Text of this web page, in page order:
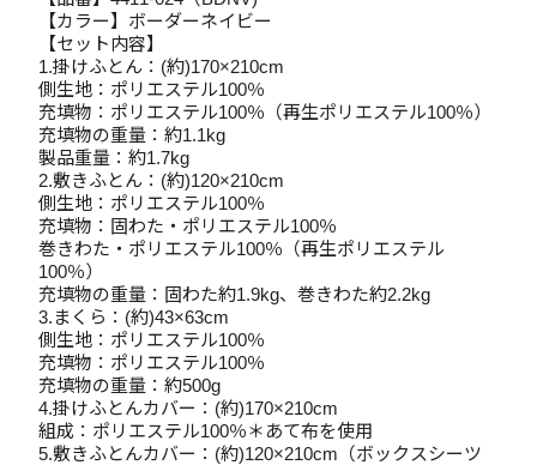
【カラー】ボーダーネイビー
【セット内容】
1.掛けふとん：(約)170×210cm
側生地：ポリエステル100％
充填物：ポリエステル100％（再生ポリエステル100％）
充填物の重量：約1.1kg
製品重量：約1.7kg
2.敷きふとん：(約)120×210cm
側生地：ポリエステル100％
充填物：固わた・ポリエステル100％
巻きわた・ポリエステル100％（再生ポリエステル
100％）
充填物の重量：固わた約1.9kg、巻きわた約2.2kg
3.まくら：(約)43×63cm
側生地：ポリエステル100％
充填物：ポリエステル100％
充填物の重量：約500g
4.掛けふとんカバー：(約)170×210cm
組成：ポリエステル100％＊あて布を使用
5.敷きふとんカバー：(約)120×210cm（ボックスシーツ